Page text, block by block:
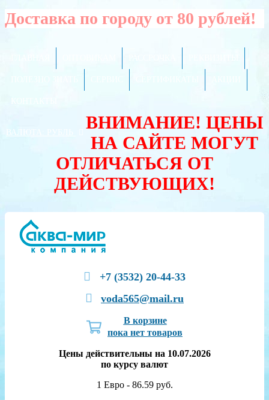
Доставка по городу от 80 рублей!
ВАЛЮТА:
ВНИМАНИЕ! ЦЕНЫ
НА САЙТЕ МОГУТ
ОТЛИЧАТЬСЯ ОТ
ДЕЙСТВУЮЩИХ!
+7 (3532) 20-44-33
voda565@mail.ru
В корзине
пока нет товаров
Цены действительны на 10.07.2026
по курсу валют
1 Евро - 86.59 руб.